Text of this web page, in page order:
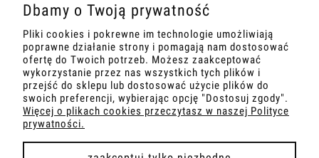
INFORMACJE
MARKETING
SZKOLENIA
Dbamy o Twoją prywatność
Pliki cookies i pokrewne im technologie umożliwiają
poprawne działanie strony i pomagają nam dostosować
ofertę do Twoich potrzeb. Możesz zaakceptować
wykorzystanie przez nas wszystkich tych plików i
przejść do sklepu lub dostosować użycie plików do
swoich preferencji, wybierając opcję "Dostosuj zgody".
Więcej o plikach cookies przeczytasz w naszej Polityce
prywatności.